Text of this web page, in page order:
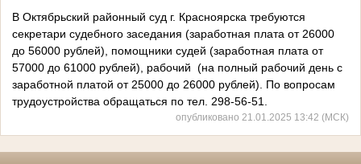
В Октябрьский районный суд г. Красноярска требуются
секретари судебного заседания (заработная плата от 26000
до 56000 рублей), помощники судей (заработная плата от
57000 до 61000 рублей), рабочий (на полный рабочий день с
заработной платой от 25000 до 26000 рублей). По вопросам
трудоустройства обращаться по тел. 298-56-51.
опубликовано 21.01.2025 13:42 (МСК)